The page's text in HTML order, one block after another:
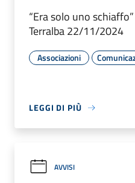
“Era solo uno
Terralba 22/11/2024
Associazioni
LEGGI DI PIÙ
AVVISI